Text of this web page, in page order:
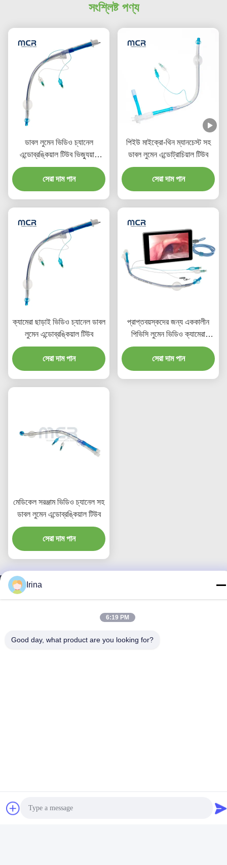
সংশ্লিষ্ট পণ্য
ডাবল লুমেন ভিডিও চ্যানেল
এন্ডোব্রঙ্কিয়াল টিউব ভিজ্যুয়াল
ওরাল পিভিসি প্লেইন
সেরা দাম পান
পিইউ মাইক্রো-থিন ম্যানচেস্ট সহ
ডাবল লুমেন এন্ডোট্রাচিয়াল টিউব
সেরা দাম পান
ক্যামেরা ছাড়াই ভিডিও চ্যানেল ডাবল
লুমেন এন্ডোব্রঙ্কিয়াল টিউব
সেরা দাম পান
প্রাপ্তবয়স্কদের জন্য এককালীন
পিভিসি লুমেন ভিডিও ক্যামেরা
এন্ডোব্রঙ্কিয়াল ক্যানুলা
সেরা দাম পান
মেডিকেল সরঞ্জাম ভিডিও চ্যানেল সহ
ডাবল লুমেন এন্ডোব্রঙ্কিয়াল টিউব
সেরা দাম পান
MCREAT (GUANGZHOU) BIO-TECH
CO.,LTD
টেলিফোন
Irina
6:19 PM
Good day, what product are you looking for?